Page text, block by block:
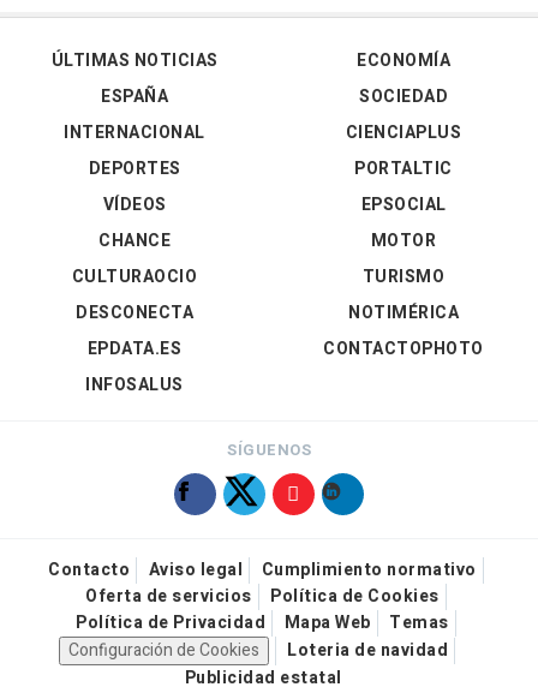
ÚLTIMAS NOTICIAS
ESPAÑA
INTERNACIONAL
DEPORTES
VÍDEOS
ECONOMÍA
SOCIEDAD
CIENCIAPLUS
PORTALTIC
EPSOCIAL
CHANCE
CULTURAOCIO
DESCONECTA
EPDATA.ES
INFOSALUS
MOTOR
TURISMO
NOTIMÉRICA
CONTACTOPHOTO
SÍGUENOS
Contacto Aviso legal
Cumplimiento normativo
Oferta de servicios
Política de Cookies
Política de Privacidad
Mapa Web
Temas
Configuración de Cookies
Loteria de navidad
Publicidad estatal